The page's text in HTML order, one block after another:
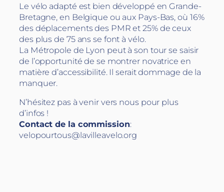
Le vélo adapté est bien développé en Grande-
Bretagne, en Belgique ou aux Pays-Bas, où 16%
des déplacements des PMR et 25% de ceux
des plus de 75 ans se font à vélo.
La Métropole de Lyon peut à son tour se saisir
de l’opportunité de se montrer novatrice en
matière d’accessibilité. Il serait dommage de la
manquer.
N’hésitez pas à venir vers nous pour plus
d’infos !
Contact de la commission:
velopourtous@lavilleavelo.org